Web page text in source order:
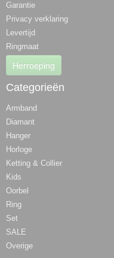
Garantie
Privacy verklaring
Levertijd
Ringmaat
Herroeping
Categorieën
Armband
Diamant
Hanger
Horloge
Ketting & Collier
Kids
Oorbel
Ring
Set
SALE
Overige